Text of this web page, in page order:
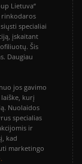
Lietuva“
rinkodaros
specialiai
įskaitant
Šis
Daugiau
jos gavimo
kurį
Nuolaidos
specialias
ir
kad
marketingo